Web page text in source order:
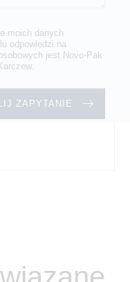
moich danych
odpowiedzi na
jest Novo-Pak